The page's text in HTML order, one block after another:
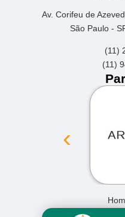
Av. Corifeu de
São Paulo -
(11)
(11)
‹